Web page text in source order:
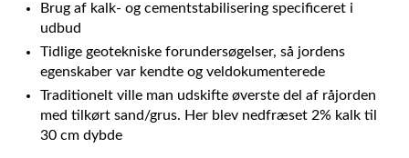
Brug af kalk- og cementstabilisering specificeret i
udbud
Tidlige geotekniske forundersøgelser, så jordens
egenskaber var kendte og veldokumenterede
Traditionelt ville man udskifte øverste del af råjorden
med tilkørt sand/grus. Her blev nedfræset 2% kalk til
30 cm dybde